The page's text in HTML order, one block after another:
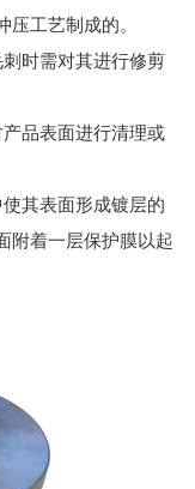
工艺制成的。
时需对其进行修剪
品表面进行清理或
其表面形成镀层的
附着一层保护膜以起